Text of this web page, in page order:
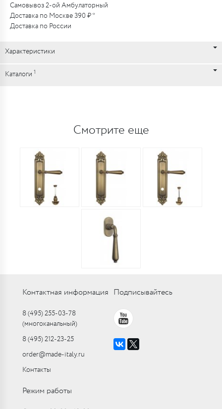
Самовывоз 2-ой Амбулаторный
Доставка по Москве 390 ₽ *
Доставка по России
Характеристики
Каталоги 1
Смотрите еще
Контактная информация
8 (495) 255-03-78
(многоканальный)
8 (495) 212-23-25
order@made-italy.ru
Контакты
Подписывайтесь
Режим работы